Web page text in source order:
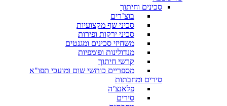
סכינים וחיתוך
בוצ’רים
סכיני שף מקצועיות
סכיני ירקות ופירות
משחיזי סכינים ומגנטים
מנדולינות ופומפיות
קרשי חיתוך
מספריים כותשי שום ומועכי תפו"א
סירים ומחבתות
פלאנצ’ה
סירים